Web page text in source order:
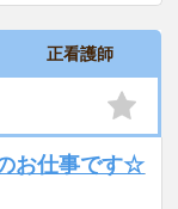
正看護師
お仕事です☆